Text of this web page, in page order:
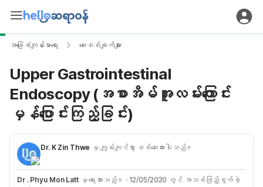
အခြေခံကျန်းမာရေး ဆေးစစ်ချက်များ
Upper Gastrointestinal
Endoscopy (အစာအိမ်အူလမ်းကြောင်း
မှန်ပြောင်းကြည့်ခြင်း)
Dr. K Zin Thwe မှ ကျွမ်းကျင်စွာ စစ်ဆေးထားပါသည်။
Dr . Phyu Mon Lattမှ ရေးသားသည်။ · 12/05/2020 တွင် အသစ်ဖြည့်စွက်ခဲ့